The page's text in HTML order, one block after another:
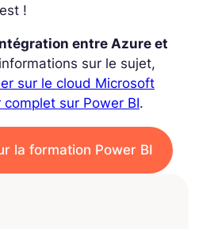
!
entre Azure et
sur le sujet,
sur le cloud Microsoft
sur Power BI.
la formation Power BI